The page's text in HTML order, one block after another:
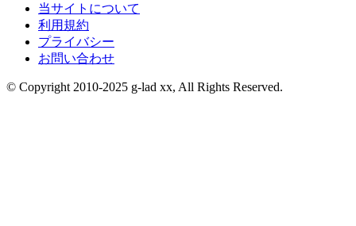
当サイトについて
利用規約
プライバシー
お問い合わせ
© Copyright 2010-2025 g-lad xx, All Rights Reserved.